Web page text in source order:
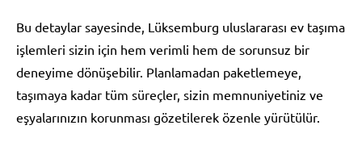
Bu detaylar sayesinde, Lüksemburg uluslararası ev taşıma
işlemleri sizin için hem verimli hem de sorunsuz bir
deneyime dönüşebilir. Planlamadan paketlemeye,
taşımaya kadar tüm süreçler, sizin memnuniyetiniz ve
eşyalarınızın korunması gözetilerek özenle yürütülür.